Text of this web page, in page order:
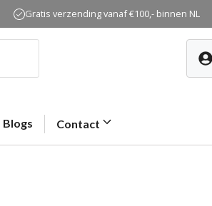
Gratis verzending vanaf €100,- binnen NL
Blogs Contact